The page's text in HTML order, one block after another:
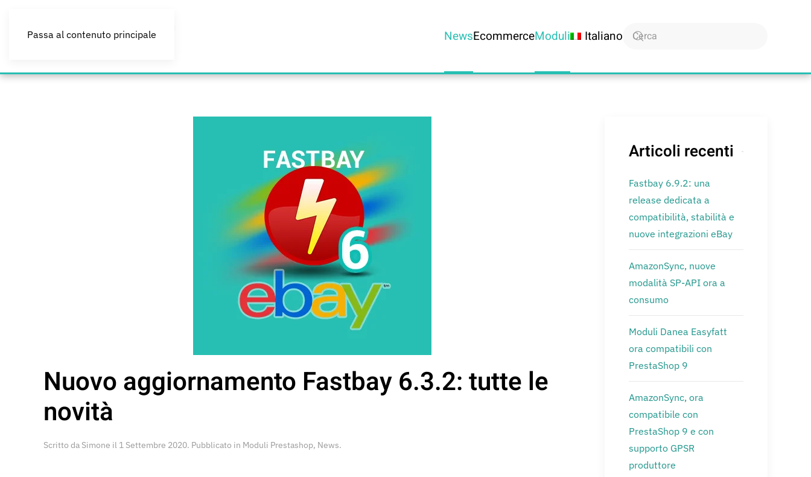
Passa al contenuto principale NewsEcommerceModuli Italiano
Nuovo aggiornamento Fastbay 6.3.2: tutte le
novità
Scritto da Simone il 1 Settembre 2020. Pubblicato in Moduli Prestashop, News.
Articoli recenti
Fastbay 6.9.2: una
release dedicata a
compatibilità, stabilità e
nuove integrazioni eBay
AmazonSync, nuove
modalità SP-API ora a
consumo
Moduli Danea Easyfatt
ora compatibili con
PrestaShop 9
AmazonSync, ora
compatibile con
PrestaShop 9 e con
supporto GPSR
produttore